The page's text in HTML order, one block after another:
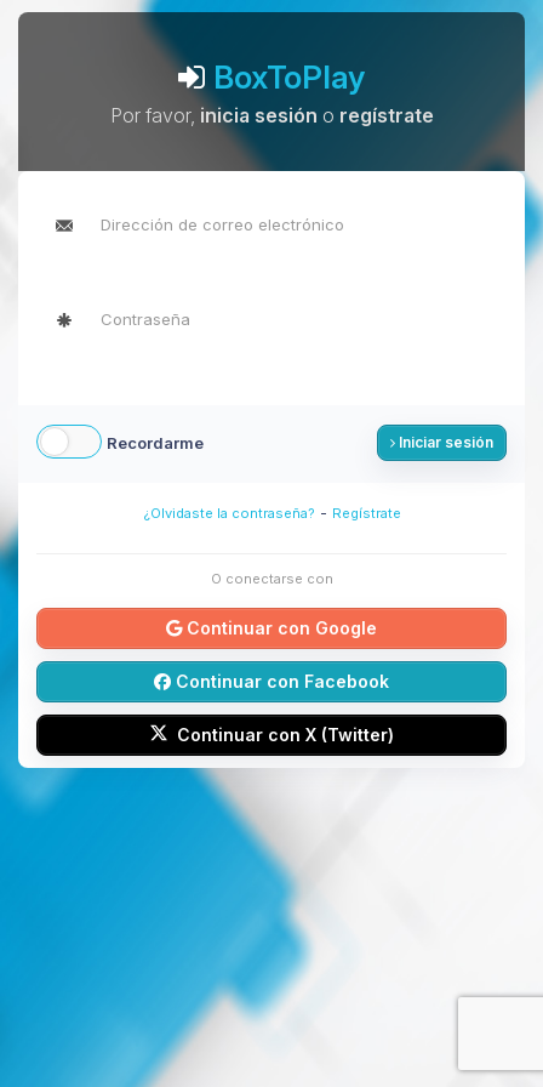
BoxToPlay
Por favor, inicia sesión o regístrate
Recordarme Iniciar sesión
¿Olvidaste la contraseña? - Regístrate
O conectarse con
Continuar con Google
Continuar con Facebook
Continuar con X (Twitter)